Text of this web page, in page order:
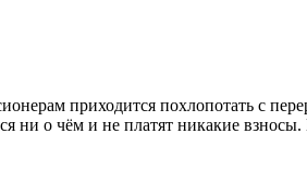
приходится похлопотать с
ни о чём и не платят никакие